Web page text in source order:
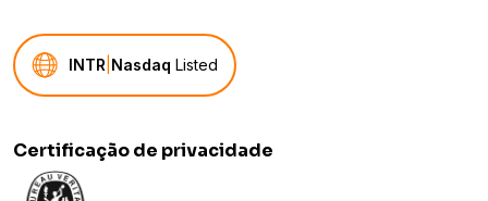
INTR Nasdaq Listed
Certificação de privacidade